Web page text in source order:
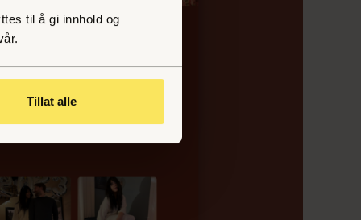
til å gi innhold og
Tillat alle